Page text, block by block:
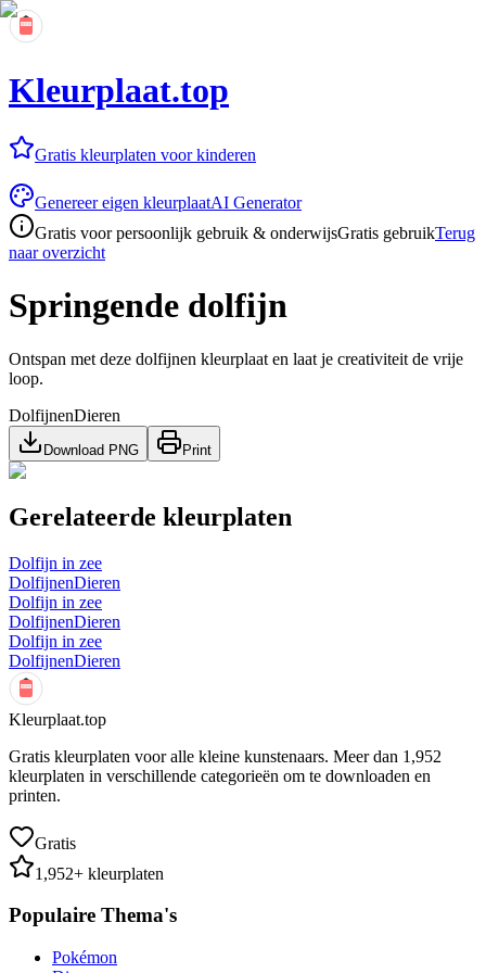
Kleurplaat.top
Gratis kleurplaten voor kinderen
Genereer eigen kleurplaatAI Generator
Gratis voor persoonlijk gebruik & onderwijsGratis gebruikTerug
naar overzicht
Springende dolfijn
Ontspan met deze dolfijnen kleurplaat en laat je creativiteit de vrije
loop.
DolfijnenDieren
Download PNG Print
Gerelateerde kleurplaten
Dolfijn in zee
DolfijnenDieren
Dolfijn in zee
DolfijnenDieren
Dolfijn in zee
DolfijnenDieren
Kleurplaat.top
Gratis kleurplaten voor alle kleine kunstenaars. Meer dan 1,952
kleurplaten in verschillende categorieën om te downloaden en
printen.
Gratis
1,952+ kleurplaten
Populaire Thema's
Pokémon